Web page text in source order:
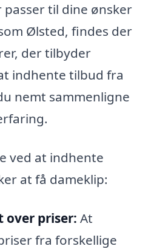
til dine ønsker
Ølsted, findes der
der tilbyder
indhente tilbud fra
nemt sammenligne
ved at indhente
at få dameklip:
over priser: At
fra forskellige